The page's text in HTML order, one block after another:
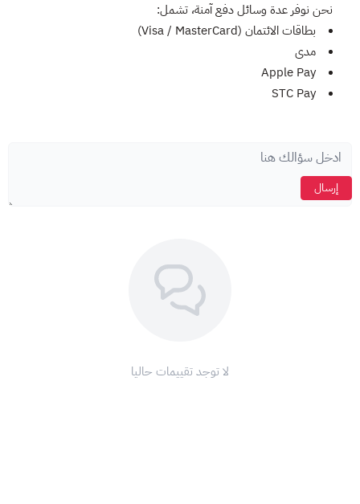
نحن نوفر عدة وسائل دفع آمنة، تشمل:
بطاقات الائتمان (Visa / MasterCard)
مدى
Apple Pay
STC Pay
إرسال
لا توجد تقييمات حاليا